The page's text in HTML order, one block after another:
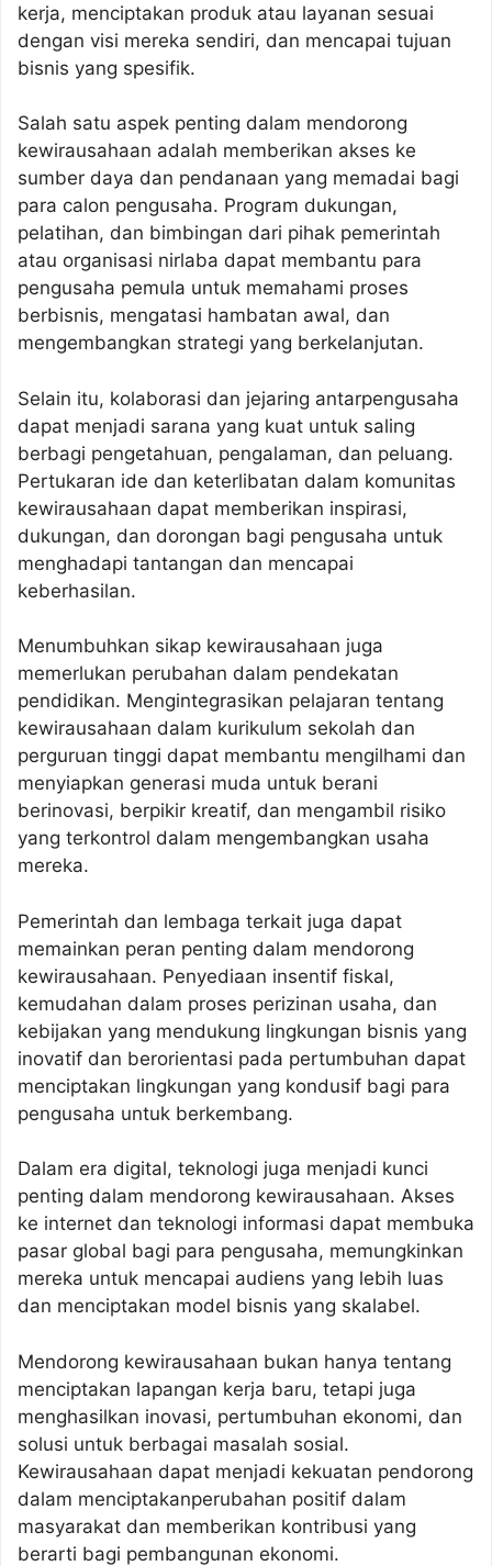
kerja, menciptakan produk atau layanan sesuai
dengan visi mereka sendiri, dan mencapai tujuan
bisnis yang spesifik.
Salah satu aspek penting dalam mendorong
kewirausahaan adalah memberikan akses ke
sumber daya dan pendanaan yang memadai bagi
para calon pengusaha. Program dukungan,
pelatihan, dan bimbingan dari pihak pemerintah
atau organisasi nirlaba dapat membantu para
pengusaha pemula untuk memahami proses
berbisnis, mengatasi hambatan awal, dan
mengembangkan strategi yang berkelanjutan.
Selain itu, kolaborasi dan jejaring antarpengusaha
dapat menjadi sarana yang kuat untuk saling
berbagi pengetahuan, pengalaman, dan peluang.
Pertukaran ide dan keterlibatan dalam komunitas
kewirausahaan dapat memberikan inspirasi,
dukungan, dan dorongan bagi pengusaha untuk
menghadapi tantangan dan mencapai
keberhasilan.
Menumbuhkan sikap kewirausahaan juga
memerlukan perubahan dalam pendekatan
pendidikan. Mengintegrasikan pelajaran tentang
kewirausahaan dalam kurikulum sekolah dan
perguruan tinggi dapat membantu mengilhami dan
menyiapkan generasi muda untuk berani
berinovasi, berpikir kreatif, dan mengambil risiko
yang terkontrol dalam mengembangkan usaha
mereka.
Pemerintah dan lembaga terkait juga dapat
memainkan peran penting dalam mendorong
kewirausahaan. Penyediaan insentif fiskal,
kemudahan dalam proses perizinan usaha, dan
kebijakan yang mendukung lingkungan bisnis yang
inovatif dan berorientasi pada pertumbuhan dapat
menciptakan lingkungan yang kondusif bagi para
pengusaha untuk berkembang.
Dalam era digital, teknologi juga menjadi kunci
penting dalam mendorong kewirausahaan. Akses
ke internet dan teknologi informasi dapat membuka
pasar global bagi para pengusaha, memungkinkan
mereka untuk mencapai audiens yang lebih luas
dan menciptakan model bisnis yang skalabel.
Mendorong kewirausahaan bukan hanya tentang
menciptakan lapangan kerja baru, tetapi juga
menghasilkan inovasi, pertumbuhan ekonomi, dan
solusi untuk berbagai masalah sosial.
Kewirausahaan dapat menjadi kekuatan pendorong
dalam menciptakanperubahan positif dalam
masyarakat dan memberikan kontribusi yang
berarti bagi pembangunan ekonomi.